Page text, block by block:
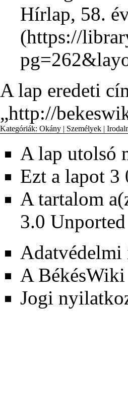
Hírlap, 58.
A lap eredeti
„http://
Kategóriák: Okány | Személyek |
A lap utolsó
Ezt a lapot 3
A tartalom
3.0 Unported
A
Jogi